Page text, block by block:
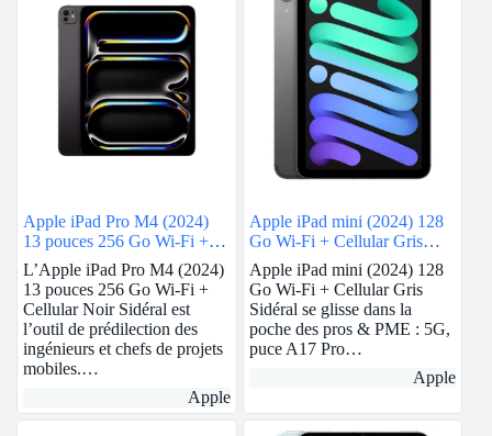
Apple iPad Pro M4 (2024)
13 pouces 256 Go Wi-Fi +
Cellular Noir Sidéral
L’Apple iPad Pro M4 (2024)
13 pouces 256 Go Wi-Fi +
Cellular Noir Sidéral est
l’outil de prédilection des
ingénieurs et chefs de projets
mobiles.…
Apple
Apple iPad mini (2024) 128
Go Wi-Fi + Cellular Gris
Sidéral
Apple iPad mini (2024) 128
Go Wi-Fi + Cellular Gris
Sidéral se glisse dans la
poche des pros & PME : 5G,
puce A17 Pro…
Apple